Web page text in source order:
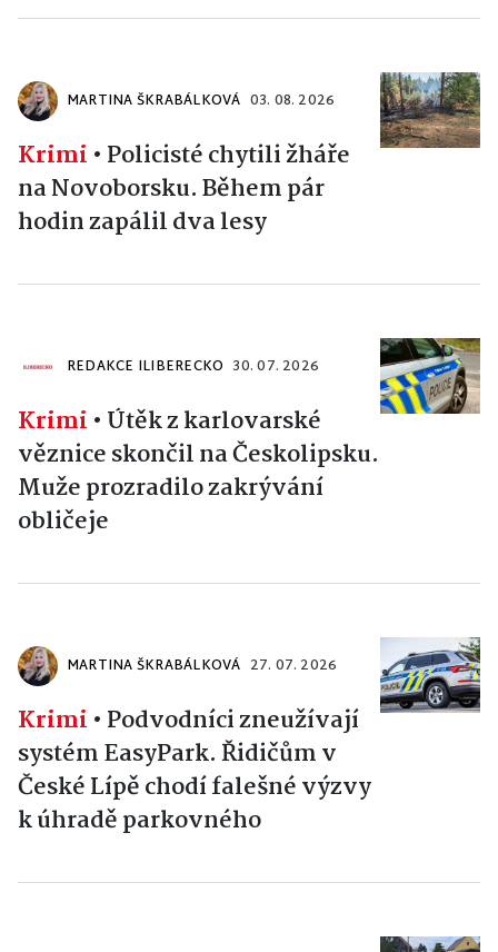
MARTINA ŠKRABÁLKOVÁ 03. 08. 2026
Krimi • Policisté chytili žháře
na Novoborsku. Během pár
hodin zapálil dva lesy
REDAKCE ILIBERECKO 30. 07. 2026
Krimi • Útěk z karlovarské
věznice skončil na Českolipsku.
Muže prozradilo zakrývání
obličeje
MARTINA ŠKRABÁLKOVÁ 27. 07. 2026
Krimi • Podvodníci zneužívají
systém EasyPark. Řidičům v
České Lípě chodí falešné výzvy
k úhradě parkovného